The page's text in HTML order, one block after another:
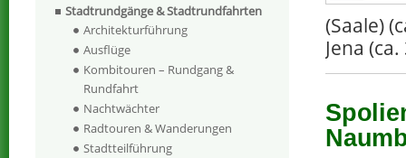
(Saale)
Jena
Stadtrundgänge & Stadtrundfahrten
Architekturführung
Ausflüge
Kombitouren – Rundgang &
Rundfahrt
Nachtwächter
Radtouren & Wanderungen
Stadtteilführung